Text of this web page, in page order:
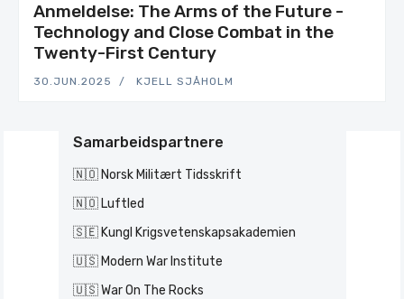
Anmeldelse: The Arms of the Future -
Technology and Close Combat in the
Twenty-First Century
30.JUN.2025 KJELL SJÅHOLM
Samarbeidspartnere
🇳🇴 Norsk Militært Tidsskrift
🇳🇴 Luftled
🇸🇪 Kungl Krigsvetenskapsakademien
🇺🇸 Modern War Institute
🇺🇸 War On The Rocks